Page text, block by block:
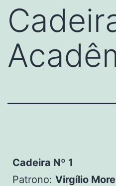
Cadeira Nº 1
Patrono: Virgílio